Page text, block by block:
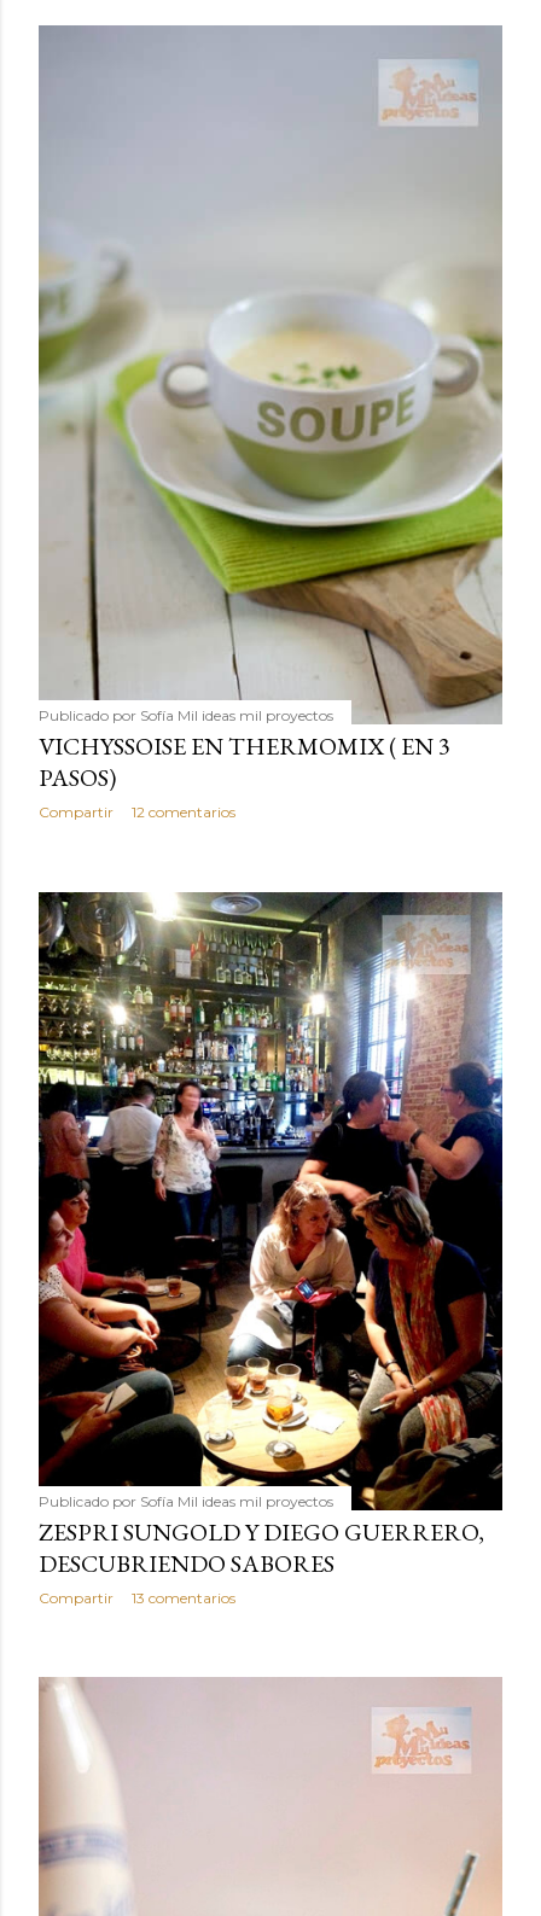
Publicado por Sofía Mil ideas mil proyectos
VICHYSSOISE EN THERMOMIX ( EN 3
PASOS)
Compartir 12 comentarios
Publicado por Sofía Mil ideas mil proyectos
ZESPRI SUNGOLD Y DIEGO GUERRERO,
DESCUBRIENDO SABORES
Compartir 13 comentarios